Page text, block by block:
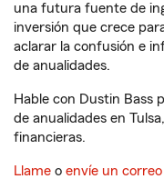
una futura fuente de
inversión que crece
aclarar la confusión e
de anualidades.
Hable con Dustin Bass
de anualidades en
financieras.
Llame o envíe un